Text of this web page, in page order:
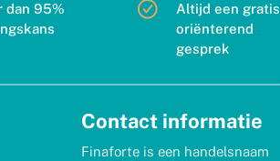
dan 95%
Altijd een gratis
oriënterend
gesprek
Contact informatie
Finaforte is een handelsnaam